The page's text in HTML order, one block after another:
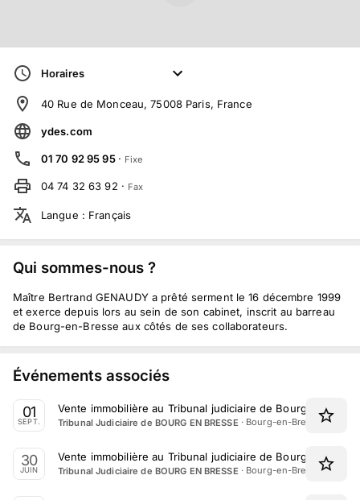
Horaires
40 Rue de Monceau, 75008 Paris, France
ydes.com
01 70 92 95 95 · Fixe
04 74 32 63 92 · Fax
Langue : Français
Qui sommes-nous ?
Maître Bertrand GENAUDY a prêté serment le 16 décembre 1999
et exerce depuis lors au sein de son cabinet, inscrit au barreau
de Bourg-en-Bresse aux côtés de ses collaborateurs.
Événements associés
01
SEPT.
Vente immobilière au Tribunal judiciaire de Bourg en
Tribunal Judiciaire de BOURG EN BRESSE · Bourg-en-Bresse,
30
JUIN
Vente immobilière au Tribunal judiciaire de Bourg en
Tribunal Judiciaire de BOURG EN BRESSE · Bourg-en-Bresse,